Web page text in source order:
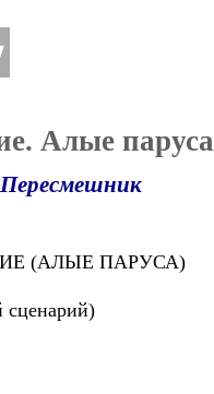
Алые паруса
(АЛЫЕ ПАРУСА)
сценарий)